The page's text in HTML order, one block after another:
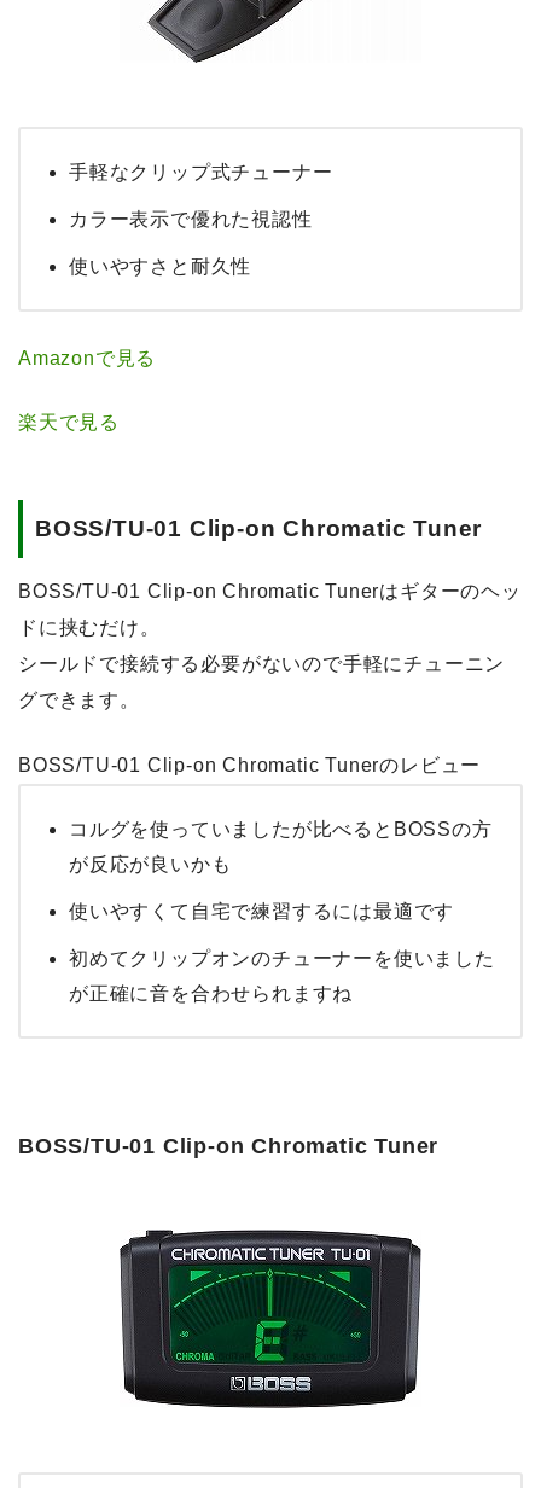
手軽なクリップ式チューナー
カラー表示で優れた視認性
使いやすさと耐久性
Amazonで見る
楽天で見る
BOSS/TU-01 Clip-on Chromatic Tuner
BOSS/TU-01 Clip-on Chromatic Tunerはギターのヘッ
ドに挟むだけ。
シールドで接続する必要がないので手軽にチューニン
グできます。
BOSS/TU-01 Clip-on Chromatic Tunerのレビュー
コルグを使っていましたが比べるとBOSSの方
が反応が良いかも
使いやすくて自宅で練習するには最適です
初めてクリップオンのチューナーを使いました
が正確に音を合わせられますね
BOSS/TU-01 Clip-on Chromatic Tuner